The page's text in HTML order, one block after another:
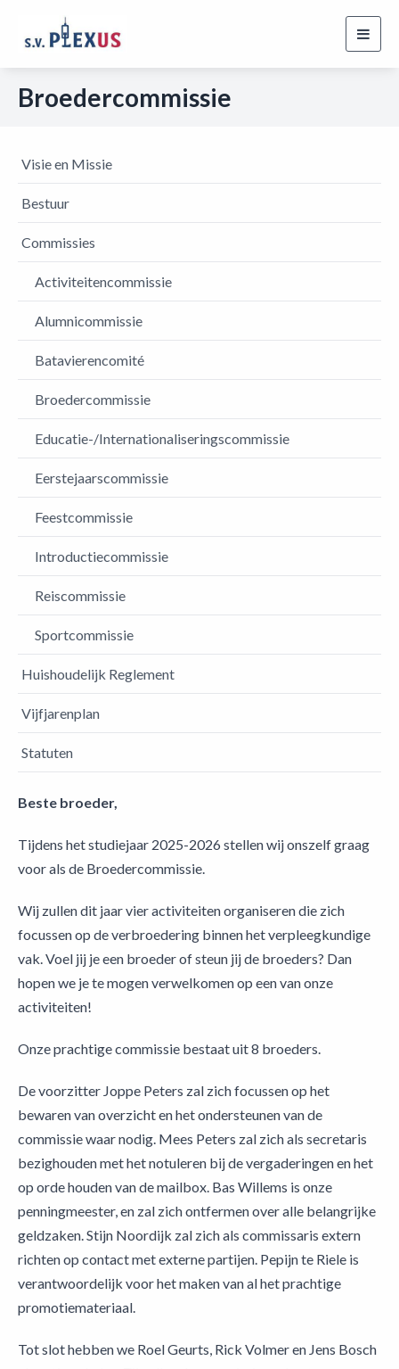
Broedercommissie
Visie en Missie
Bestuur
Commissies
Activiteitencommissie
Alumnicommissie
Batavierencomité
Broedercommissie
Educatie-/Internationaliseringscommissie
Eerstejaarscommissie
Feestcommissie
Introductiecommissie
Reiscommissie
Sportcommissie
Huishoudelijk Reglement
Vijfjarenplan
Statuten
Beste broeder,
Tijdens het studiejaar 2025-2026 stellen wij onszelf graag
voor als de Broedercommissie.
Wij zullen dit jaar vier activiteiten organiseren die zich
focussen op de verbroedering binnen het verpleegkundige
vak. Voel jij je een broeder of steun jij de broeders? Dan
hopen we je te mogen verwelkomen op een van onze
activiteiten!
Onze prachtige commissie bestaat uit 8 broeders.
De voorzitter Joppe Peters zal zich focussen op het
bewaren van overzicht en het ondersteunen van de
commissie waar nodig. Mees Peters zal zich als secretaris
bezighouden met het notuleren bij de vergaderingen en het
op orde houden van de mailbox. Bas Willems is onze
penningmeester, en zal zich ontfermen over alle belangrijke
geldzaken. Stijn Noordijk zal zich als commissaris extern
richten op contact met externe partijen. Pepijn te Riele is
verantwoordelijk voor het maken van al het prachtige
promotiemateriaal.
Tot slot hebben we Roel Geurts, Rick Volmer en Jens Bosch